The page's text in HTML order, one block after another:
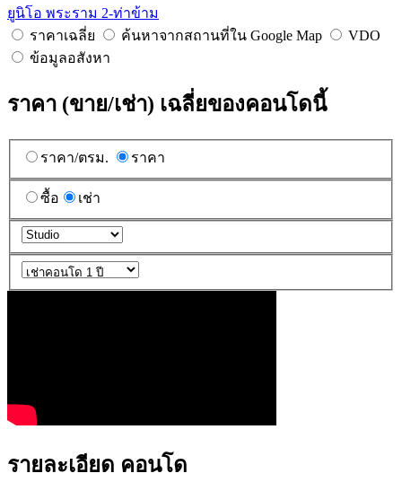
ยูนิโอ พระราม 2-ท่าข้าม
ราคาเฉลี่ย
ค้นหาจากสถานที่ใน Google Map
VDO
ข้อมูลอสังหา
ราคา (ขาย/เช่า) เฉลี่ยของคอนโดนี้
ราคา/ตรม. ราคา
ซื้อ เช่า
รายละเอียด คอนโด